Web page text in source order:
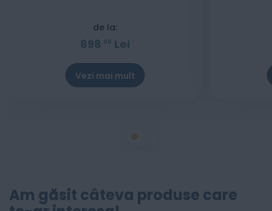
de la:
898 00 Lei
Vezi mai mult
Am găsit câteva produse care